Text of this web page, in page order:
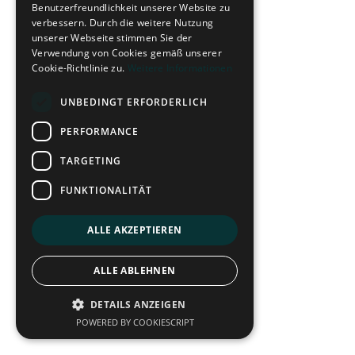
Benutzerfreundlichkeit unserer Website zu
verbessern. Durch die weitere Nutzung
unserer Webseite stimmen Sie der
Verwendung von Cookies gemäß unserer
Cookie-Richtlinie zu. Weitere Informationen
UNBEDINGT ERFORDERLICH
PERFORMANCE
TARGETING
FUNKTIONALITÄT
ALLE AKZEPTIEREN
ALLE ABLEHNEN
DETAILS ANZEIGEN
POWERED BY COOKIESCRIPT